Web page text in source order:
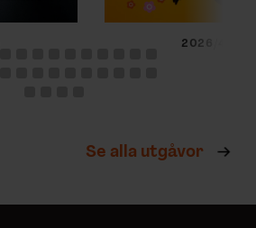
2026/4
Se alla utgåvor